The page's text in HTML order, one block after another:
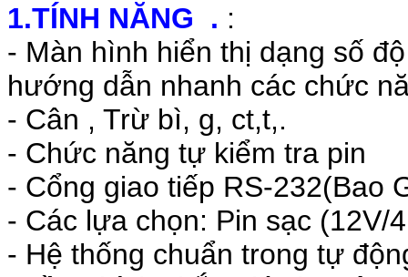
1.TÍNH NĂNG . :
- Màn hình hiển thị dạng số
hướng dẫn nhanh các chức
- Cân , Trừ bì, g, ct,t,.
- Chức năng tự kiểm tra pin
- Cổng giao tiếp RS-232(Bao
- Các lựa chọn: Pin sạc (12V/
- Hệ thống chuẩn trong tự